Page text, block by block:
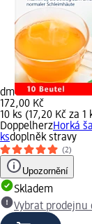
dm
172,00 Kč
10 ks (17,20 Kč za 1
DoppelherzHorká
ksdoplněk stravy
(2)
Upozornění
Skladem
Vybrat prodejnu